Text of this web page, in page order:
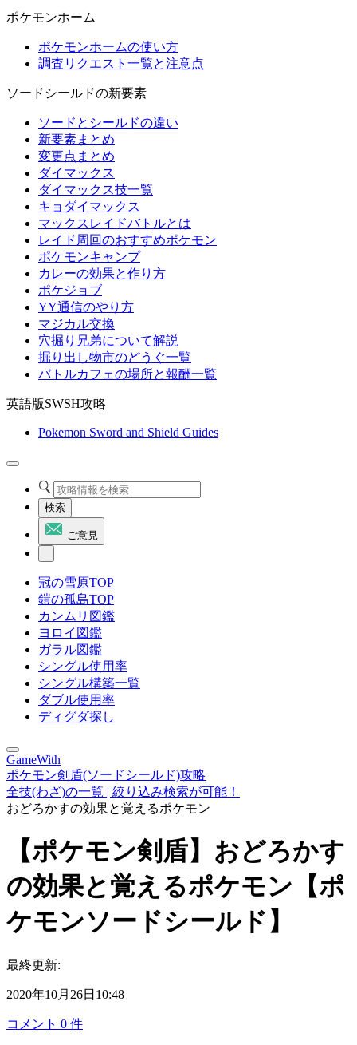
ポケモンホーム
ポケモンホームの使い方
調査リクエスト一覧と注意点
ソードシールドの新要素
ソードとシールドの違い
新要素まとめ
変更点まとめ
ダイマックス
ダイマックス技一覧
キョダイマックス
マックスレイドバトルとは
レイド周回のおすすめポケモン
ポケモンキャンプ
カレーの効果と作り方
ポケジョブ
YY通信のやり方
マジカル交換
穴掘り兄弟について解説
掘り出し物市のどうぐ一覧
バトルカフェの場所と報酬一覧
英語版SWSH攻略
Pokemon Sword and Shield Guides
検索
ご意見
冠の雪原TOP
鎧の孤島TOP
カンムリ図鑑
ヨロイ図鑑
ガラル図鑑
シングル使用率
シングル構築一覧
ダブル使用率
ディグダ探し
GameWith
ポケモン剣盾(ソードシールド)攻略
全技(わざ)の一覧 | 絞り込み検索が可能！
おどろかすの効果と覚えるポケモン
【ポケモン剣盾】おどろかす
の効果と覚えるポケモン【ポ
ケモンソードシールド】
最終更新:
2020年10月26日10:48
コメント 0 件